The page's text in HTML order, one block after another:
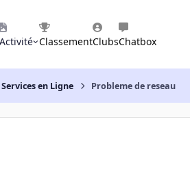
Activité ClassementClubsChatbox
en Ligne Probleme de reseau